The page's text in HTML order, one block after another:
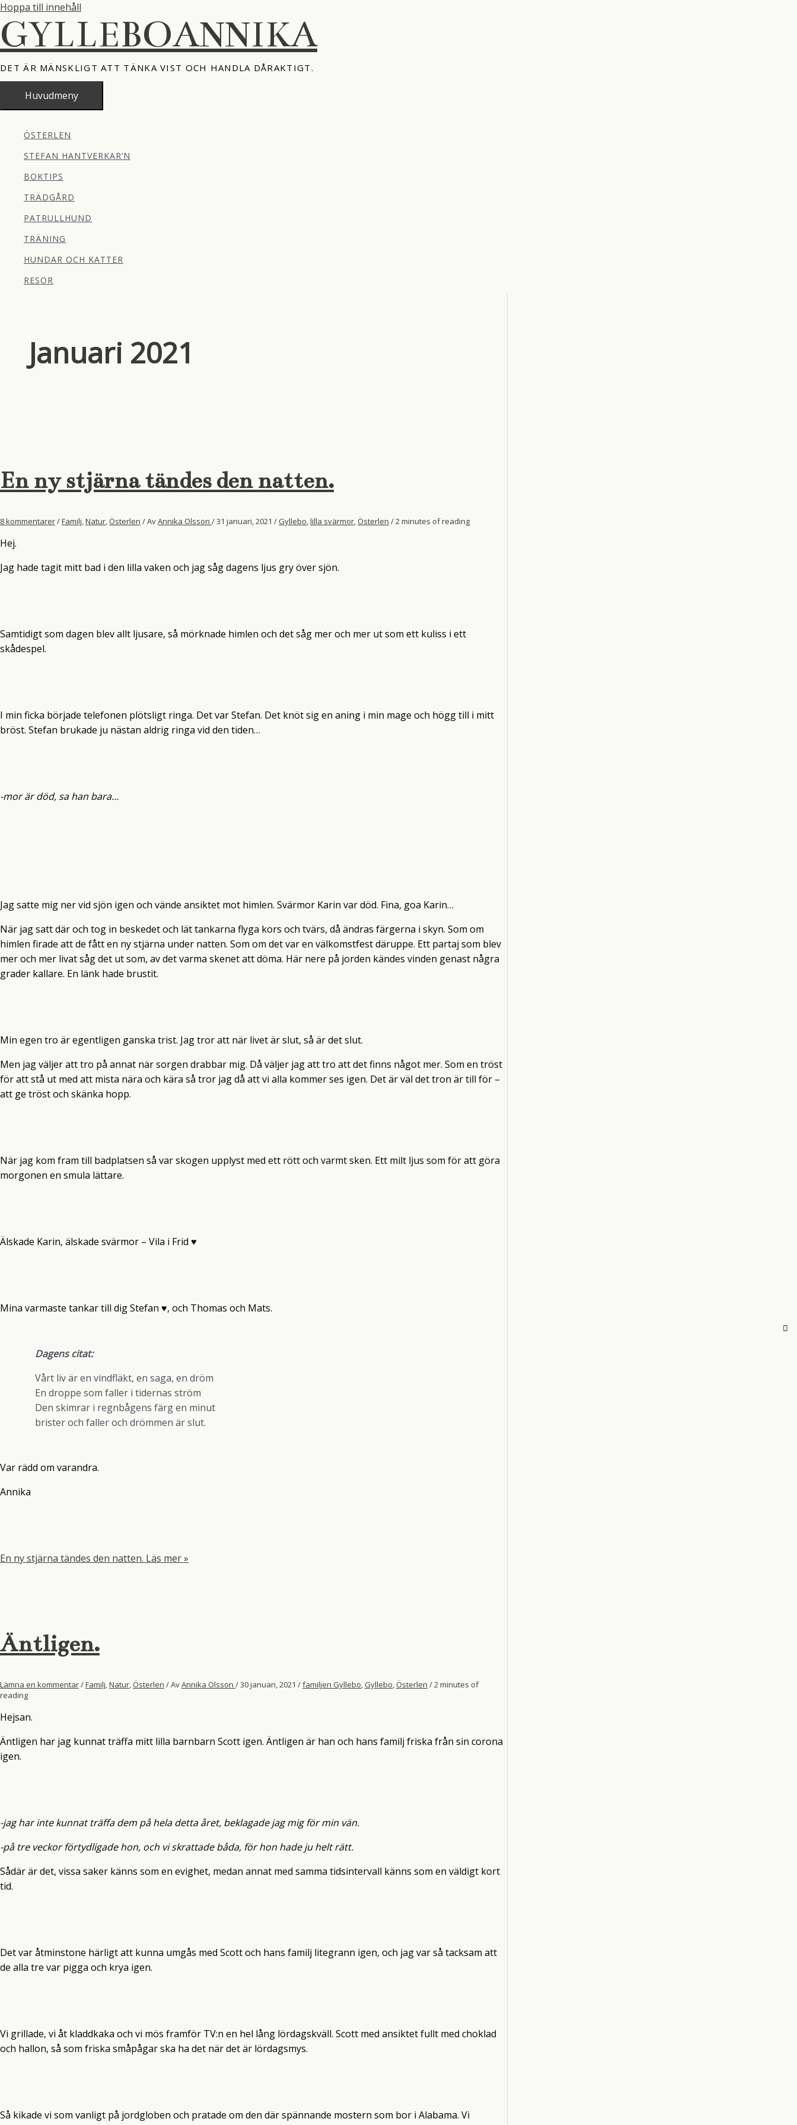
Hoppa till innehåll
GYLLEBOANNIKA
DET ÄR MÄNSKLIGT ATT TÄNKA VIST OCH HANDLA DÅRAKTIGT.
Huvudmeny
ÖSTERLEN
STEFAN HANTVERKAR’N
BOKTIPS
TRÄDGÅRD
PATRULLHUND
TRÄNING
HUNDAR OCH KATTER
RESOR
Januari 2021
En ny stjärna tändes den natten.
8 kommentarer/Familj,Natur, Österlen / AvAnnika Olsson /31 januari, 2021 / Gyllebo,lilla svärmor, Österlen /2 minutes of reading
Hej.
Jag hade tagit mitt bad i den lilla vaken och jag såg dagens ljus gry över sjön.
Samtidigt som dagen blev allt ljusare, så mörknade himlen och det såg mer och mer ut som ett kuliss i ett
skådespel.
I min ficka började telefonen plötsligt ringa. Det var Stefan. Det knöt sig en aning i min mage och högg till i mitt
bröst. Stefan brukade ju nästan aldrig ringa vid den tiden…
-mor är död, sa han bara…
Jag satte mig ner vid sjön igen och vände ansiktet mot himlen. Svärmor Karin var död. Fina, goa Karin…
När jag satt där och tog in beskedet och lät tankarna flyga kors och tvärs, då ändras färgerna i skyn. Som om
himlen firade att de fått en ny stjärna under natten. Som om det var en välkomstfest däruppe. Ett partaj som blev
mer och mer livat såg det ut som, av det varma skenet att döma. Här nere på jorden kändes vinden genast några
grader kallare. En länk hade brustit.
Min egen tro är egentligen ganska trist. Jag tror att när livet är slut, så är det slut.
Men jag väljer att tro på annat när sorgen drabbar mig. Då väljer jag att tro att det finns något mer. Som en tröst
för att stå ut med att mista nära och kära så tror jag då att vi alla kommer ses igen. Det är väl det tron är till för –
att ge tröst och skänka hopp.
När jag kom fram till badplatsen så var skogen upplyst med ett rött och varmt sken. Ett milt ljus som för att göra
morgonen en smula lättare.
Älskade Karin, älskade svärmor – Vila i Frid ♥
Mina varmaste tankar till dig Stefan ♥, och Thomas och Mats.
Dagens citat:
Vårt liv är en vindfläkt, en saga, en dröm
En droppe som faller i tidernas ström
Den skimrar i regnbågens färg en minut
brister och faller och drömmen är slut.
Var rädd om varandra.
Annika
En ny stjärna tändes den natten. Läs mer »
Äntligen.
Lämna en kommentar/Familj,Natur, Österlen / AvAnnika Olsson /30 januari, 2021 /familjen Gyllebo, Gyllebo, Österlen /2 minutes of
reading
Hejsan.
Äntligen har jag kunnat träffa mitt lilla barnbarn Scott igen. Äntligen är han och hans familj friska från sin corona
igen.
-jag har inte kunnat träffa dem på hela detta året, beklagade jag mig för min vän.
-på tre veckor förtydligade hon, och vi skrattade båda, för hon hade ju helt rätt.
Sådär är det, vissa saker känns som en evighet, medan annat med samma tidsintervall känns som en väldigt kort
tid.
Det var åtminstone härligt att kunna umgås med Scott och hans familj litegrann igen, och jag var så tacksam att
de alla tre var pigga och krya igen.
Vi grillade, vi åt kladdkaka och vi mös framför TV:n en hel lång lördagskväll. Scott med ansiktet fullt med choklad
och hallon, så som friska småpågar ska ha det när det är lördagsmys.
Så kikade vi som vanligt på jordgloben och pratade om den där spännande mostern som bor i Alabama. Vi